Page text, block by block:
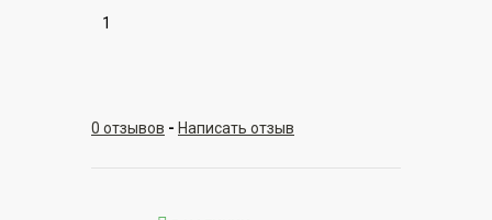
1
0 отзывов - Написать отзыв